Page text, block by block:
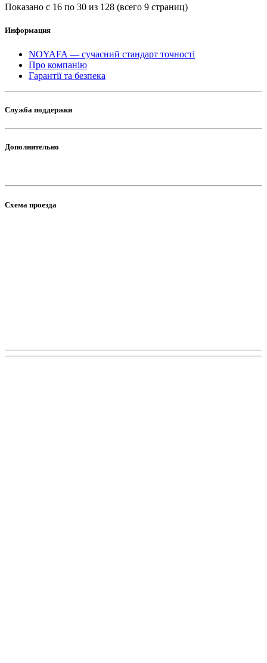
Показано с 16 по 30 из 128 (всего 9 страниц)
Информация
NOYAFA — сучасний стандарт точності
Про компанію
Гарантії та безпека
Служба поддержки
Дополнительно
Схема проезда